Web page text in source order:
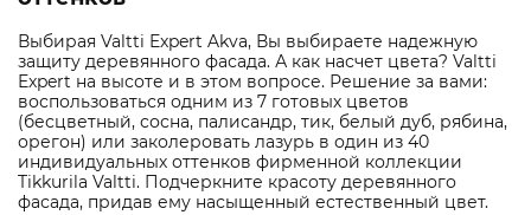
Выбирая Valtti Expert Akva, Вы выбираете надежную
защиту деревянного фасада. А как насчет цвета? Valtti
Expert на высоте и в этом вопросе. Решение за вами:
воспользоваться одним из 7 готовых цветов
(бесцветный, сосна, палисандр, тик, белый дуб, рябина,
орегон) или заколеровать лазурь в один из 40
индивидуальных оттенков фирменной коллекции
Tikkurila Valtti. Подчеркните красоту деревянного
фасада, придав ему насыщенный естественный цвет.